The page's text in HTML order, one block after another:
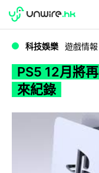
WWDC 2026
科技娛樂 遊戲情報
PS5 12月將
來紀錄